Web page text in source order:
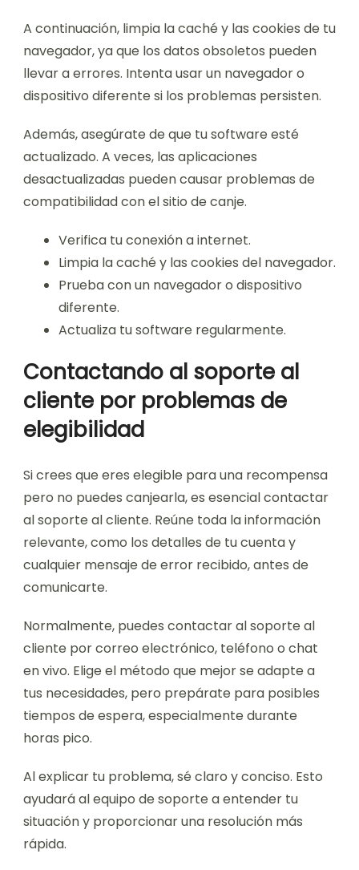
A continuación, limpia la caché y las cookies de tu
navegador, ya que los datos obsoletos pueden
llevar a errores. Intenta usar un navegador o
dispositivo diferente si los problemas persisten.
Además, asegúrate de que tu software esté
actualizado. A veces, las aplicaciones
desactualizadas pueden causar problemas de
compatibilidad con el sitio de canje.
Verifica tu conexión a internet.
Limpia la caché y las cookies del navegador.
Prueba con un navegador o dispositivo
diferente.
Actualiza tu software regularmente.
Contactando al soporte al
cliente por problemas de
elegibilidad
Si crees que eres elegible para una recompensa
pero no puedes canjearla, es esencial contactar
al soporte al cliente. Reúne toda la información
relevante, como los detalles de tu cuenta y
cualquier mensaje de error recibido, antes de
comunicarte.
Normalmente, puedes contactar al soporte al
cliente por correo electrónico, teléfono o chat
en vivo. Elige el método que mejor se adapte a
tus necesidades, pero prepárate para posibles
tiempos de espera, especialmente durante
horas pico.
Al explicar tu problema, sé claro y conciso. Esto
ayudará al equipo de soporte a entender tu
situación y proporcionar una resolución más
rápida.